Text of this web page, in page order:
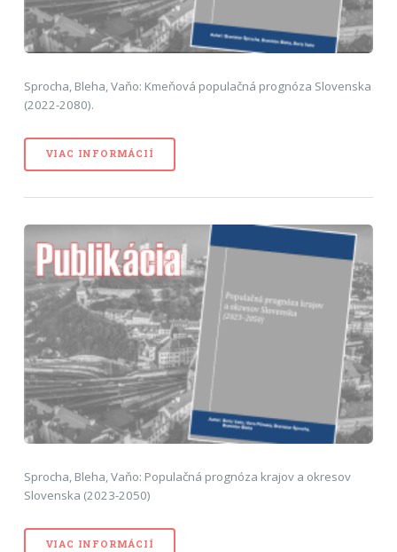
Sprocha, Bleha, Vaňo: Kmeňová populačná prognóza Slovenska
(2022-2080).
VIAC INFORMÁCIÍ
Sprocha, Bleha, Vaňo: Populačná prognóza krajov a okresov
Slovenska (2023-2050)
VIAC INFORMÁCIÍ